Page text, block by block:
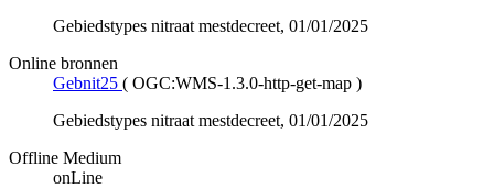
Gebiedstypes nitraat mestdecreet, 01/01/2025
Online bronnen
Gebnit25 ( OGC:WMS-1.3.0-http-get-map )
Gebiedstypes nitraat mestdecreet, 01/01/2025
Offline Medium
onLine